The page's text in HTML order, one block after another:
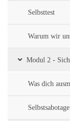
Selbsttest
Warum wir
Modul 2 -
Was dich
Selbstsabotage